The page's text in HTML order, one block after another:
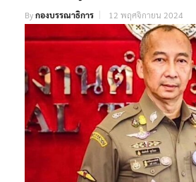
Byกองบรรณาธิการ 12 พฤศจิกายน 2024